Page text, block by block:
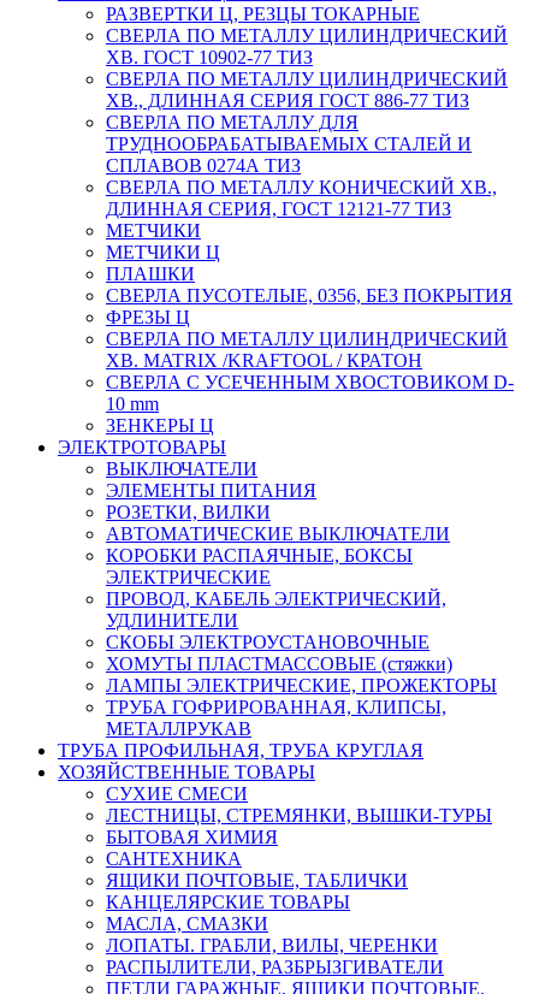
РАЗВЕРТКИ Ц, РЕЗЦЫ ТОКАРНЫЕ
СВЕРЛА ПО МЕТАЛЛУ ЦИЛИНДРИЧЕСКИЙ
ХВ. ГОСТ 10902-77 ТИЗ
СВЕРЛА ПО МЕТАЛЛУ ЦИЛИНДРИЧЕСКИЙ
ХВ., ДЛИННАЯ СЕРИЯ ГОСТ 886-77 ТИЗ
СВЕРЛА ПО МЕТАЛЛУ ДЛЯ
ТРУДНООБРАБАТЫВАЕМЫХ СТАЛЕЙ И
СПЛАВОВ 0274А ТИЗ
СВЕРЛА ПО МЕТАЛЛУ КОНИЧЕСКИЙ ХВ.,
ДЛИННАЯ СЕРИЯ, ГОСТ 12121-77 ТИЗ
МЕТЧИКИ
МЕТЧИКИ Ц
ПЛАШКИ
СВЕРЛА ПУСОТЕЛЫЕ, 0356, БЕЗ ПОКРЫТИЯ
ФРЕЗЫ Ц
СВЕРЛА ПО МЕТАЛЛУ ЦИЛИНДРИЧЕСКИЙ
ХВ. MATRIX /KRAFTOOL / КРАТОН
СВЕРЛА С УСЕЧЕННЫМ ХВОСТОВИКОМ D-
10 mm
ЗЕНКЕРЫ Ц
ЭЛЕКТРОТОВАРЫ
ВЫКЛЮЧАТЕЛИ
ЭЛЕМЕНТЫ ПИТАНИЯ
РОЗЕТКИ, ВИЛКИ
АВТОМАТИЧЕСКИЕ ВЫКЛЮЧАТЕЛИ
КОРОБКИ РАСПАЯЧНЫЕ, БОКСЫ
ЭЛЕКТРИЧЕСКИЕ
ПРОВОД, КАБЕЛЬ ЭЛЕКТРИЧЕСКИЙ,
УДЛИНИТЕЛИ
СКОБЫ ЭЛЕКТРОУСТАНОВОЧНЫЕ
ХОМУТЫ ПЛАСТМАССОВЫЕ (стяжки)
ЛАМПЫ ЭЛЕКТРИЧЕСКИЕ, ПРОЖЕКТОРЫ
ТРУБА ГОФРИРОВАННАЯ, КЛИПСЫ,
МЕТАЛЛРУКАВ
ТРУБА ПРОФИЛЬНАЯ, ТРУБА КРУГЛАЯ
ХОЗЯЙСТВЕННЫЕ ТОВАРЫ
СУХИЕ СМЕСИ
ЛЕСТНИЦЫ, СТРЕМЯНКИ, ВЫШКИ-ТУРЫ
БЫТОВАЯ ХИМИЯ
САНТЕХНИКА
ЯЩИКИ ПОЧТОВЫЕ, ТАБЛИЧКИ
КАНЦЕЛЯРСКИЕ ТОВАРЫ
МАСЛА, СМАЗКИ
ЛОПАТЫ. ГРАБЛИ, ВИЛЫ, ЧЕРЕНКИ
РАСПЫЛИТЕЛИ, РАЗБРЫЗГИВАТЕЛИ
ПЕТЛИ ГАРАЖНЫЕ, ЯЩИКИ ПОЧТОВЫЕ,